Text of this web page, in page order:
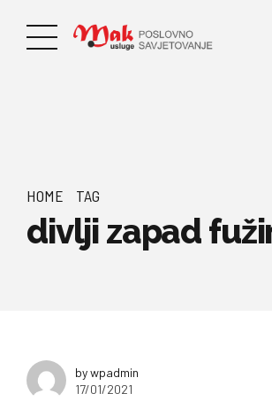
HOME TAG
divlji zapad
by wpadmin
17/01/2021